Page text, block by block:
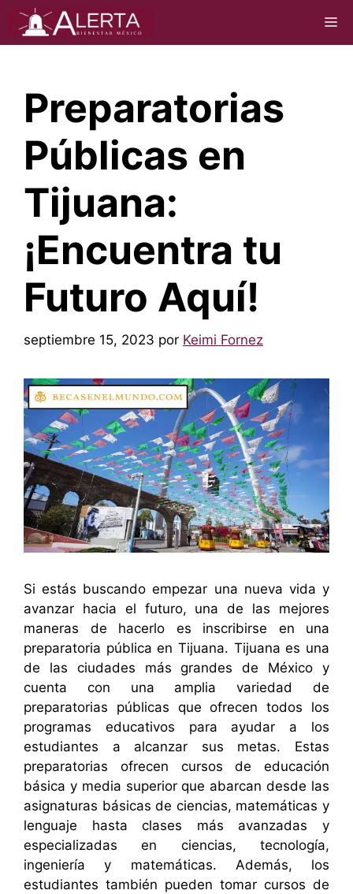
Saltar
contenido
Preparatorias
Públicas en
Tijuana:
¡Encuentra tu
Futuro Aquí!
septiembre 15, 2023 por Keimi Fornez
Si estás buscando empezar una nueva vida y
avanzar hacia el futuro, una de las mejores
maneras de hacerlo es inscribirse en una
preparatoria pública en Tijuana. Tijuana es una
de las ciudades más grandes de México y
cuenta con una amplia variedad de
preparatorias públicas que ofrecen todos los
programas educativos para ayudar a los
estudiantes a alcanzar sus metas. Estas
preparatorias ofrecen cursos de educación
básica y media superior que abarcan desde las
asignaturas básicas de ciencias, matemáticas y
lenguaje hasta clases más avanzadas y
especializadas en ciencias, tecnología,
ingeniería y matemáticas. Además, los
estudiantes también pueden tomar cursos de